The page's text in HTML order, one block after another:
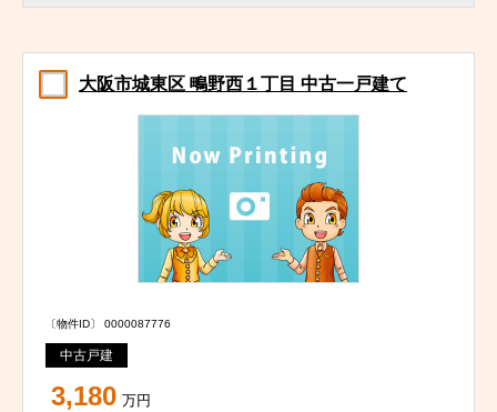
大阪市城東区 鴫野西１丁目 中古一戸建て
〔物件ID〕 0000087776
中古戸建
3,180 万円